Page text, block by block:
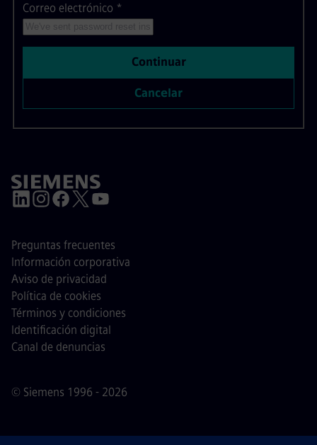
Restablecer contraseña con tu correo electrónico
Correo electrónico *
Cancelar
Continuar
© Siemens 1996 - 2026
Preguntas frecuentes
Información corporativa
Aviso de privacidad
Política de cookies
Términos y condiciones
Identificación digital
Canal de denuncias